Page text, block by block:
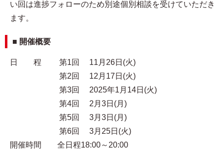
い回は進捗フォローのため別途個別相談を受けていただき
ます。
■ 開催概要
日 程 第1回 11月26日(火)
第2回 12月17日(火)
第3回 2025年1月14日(火)
第4回 2月3日(月)
第5回 3月3日(月)
第6回 3月25日(火)
開催時間 全日程18:00～20:00